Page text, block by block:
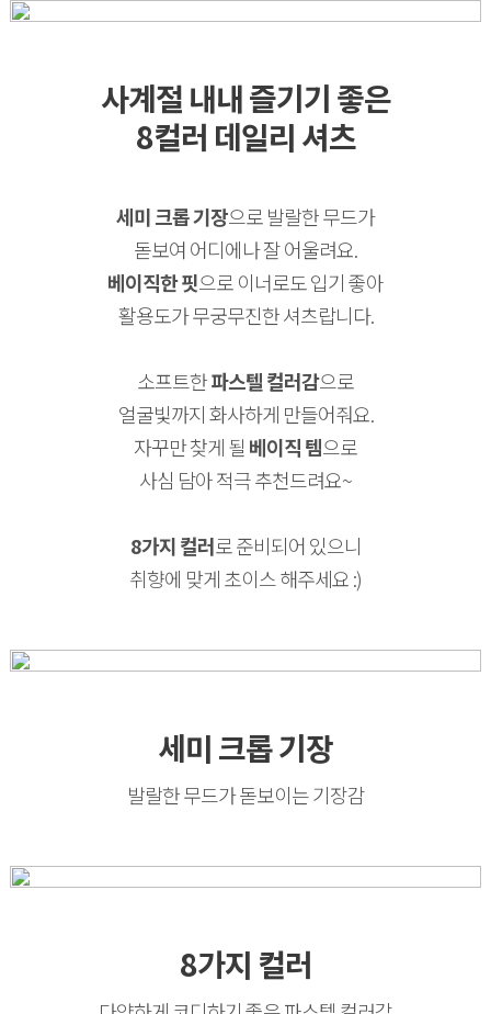
사계절 내내 즐기기 좋은
8컬러 데일리 셔츠
세미 크롭 기장으로 발랄한 무드가
돋보여 어디에나 잘 어울려요.
베이직한 핏으로 이너로도 입기 좋아
활용도가 무궁무진한 셔츠랍니다.
소프트한파스텔 컬러감으로
얼굴빛까지 화사하게 만들어줘요.
자꾸만 찾게 될 베이직 템으로
사심 담아 적극 추천드려요~
8가지 컬러로 준비되어 있으니
취향에 맞게 초이스 해주세요 :)
세미 크롭 기장
발랄한 무드가 돋보이는 기장감
8가지 컬러